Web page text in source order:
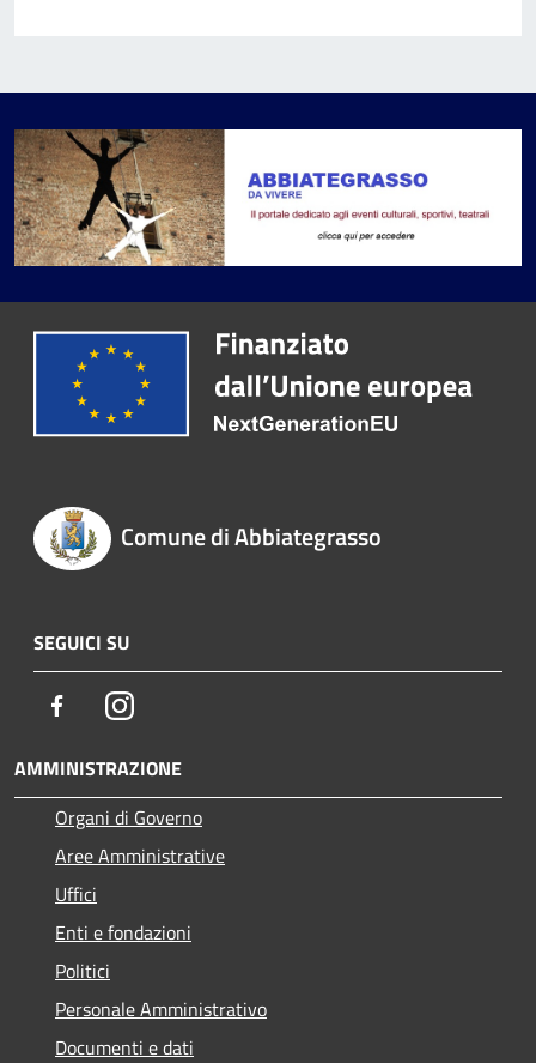
Comune di Abbiategrasso
SEGUICI SU
FacebookInstagram
AMMINISTRAZIONE
Organi di Governo
Aree Amministrative
Uffici
Enti e fondazioni
Politici
Personale Amministrativo
Documenti e dati